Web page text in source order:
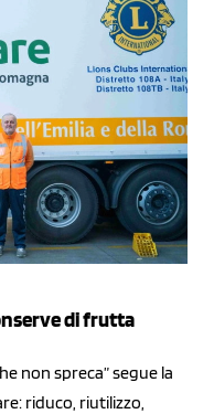
di frutta
non spreca” segue la
riduco, riutilizzo,